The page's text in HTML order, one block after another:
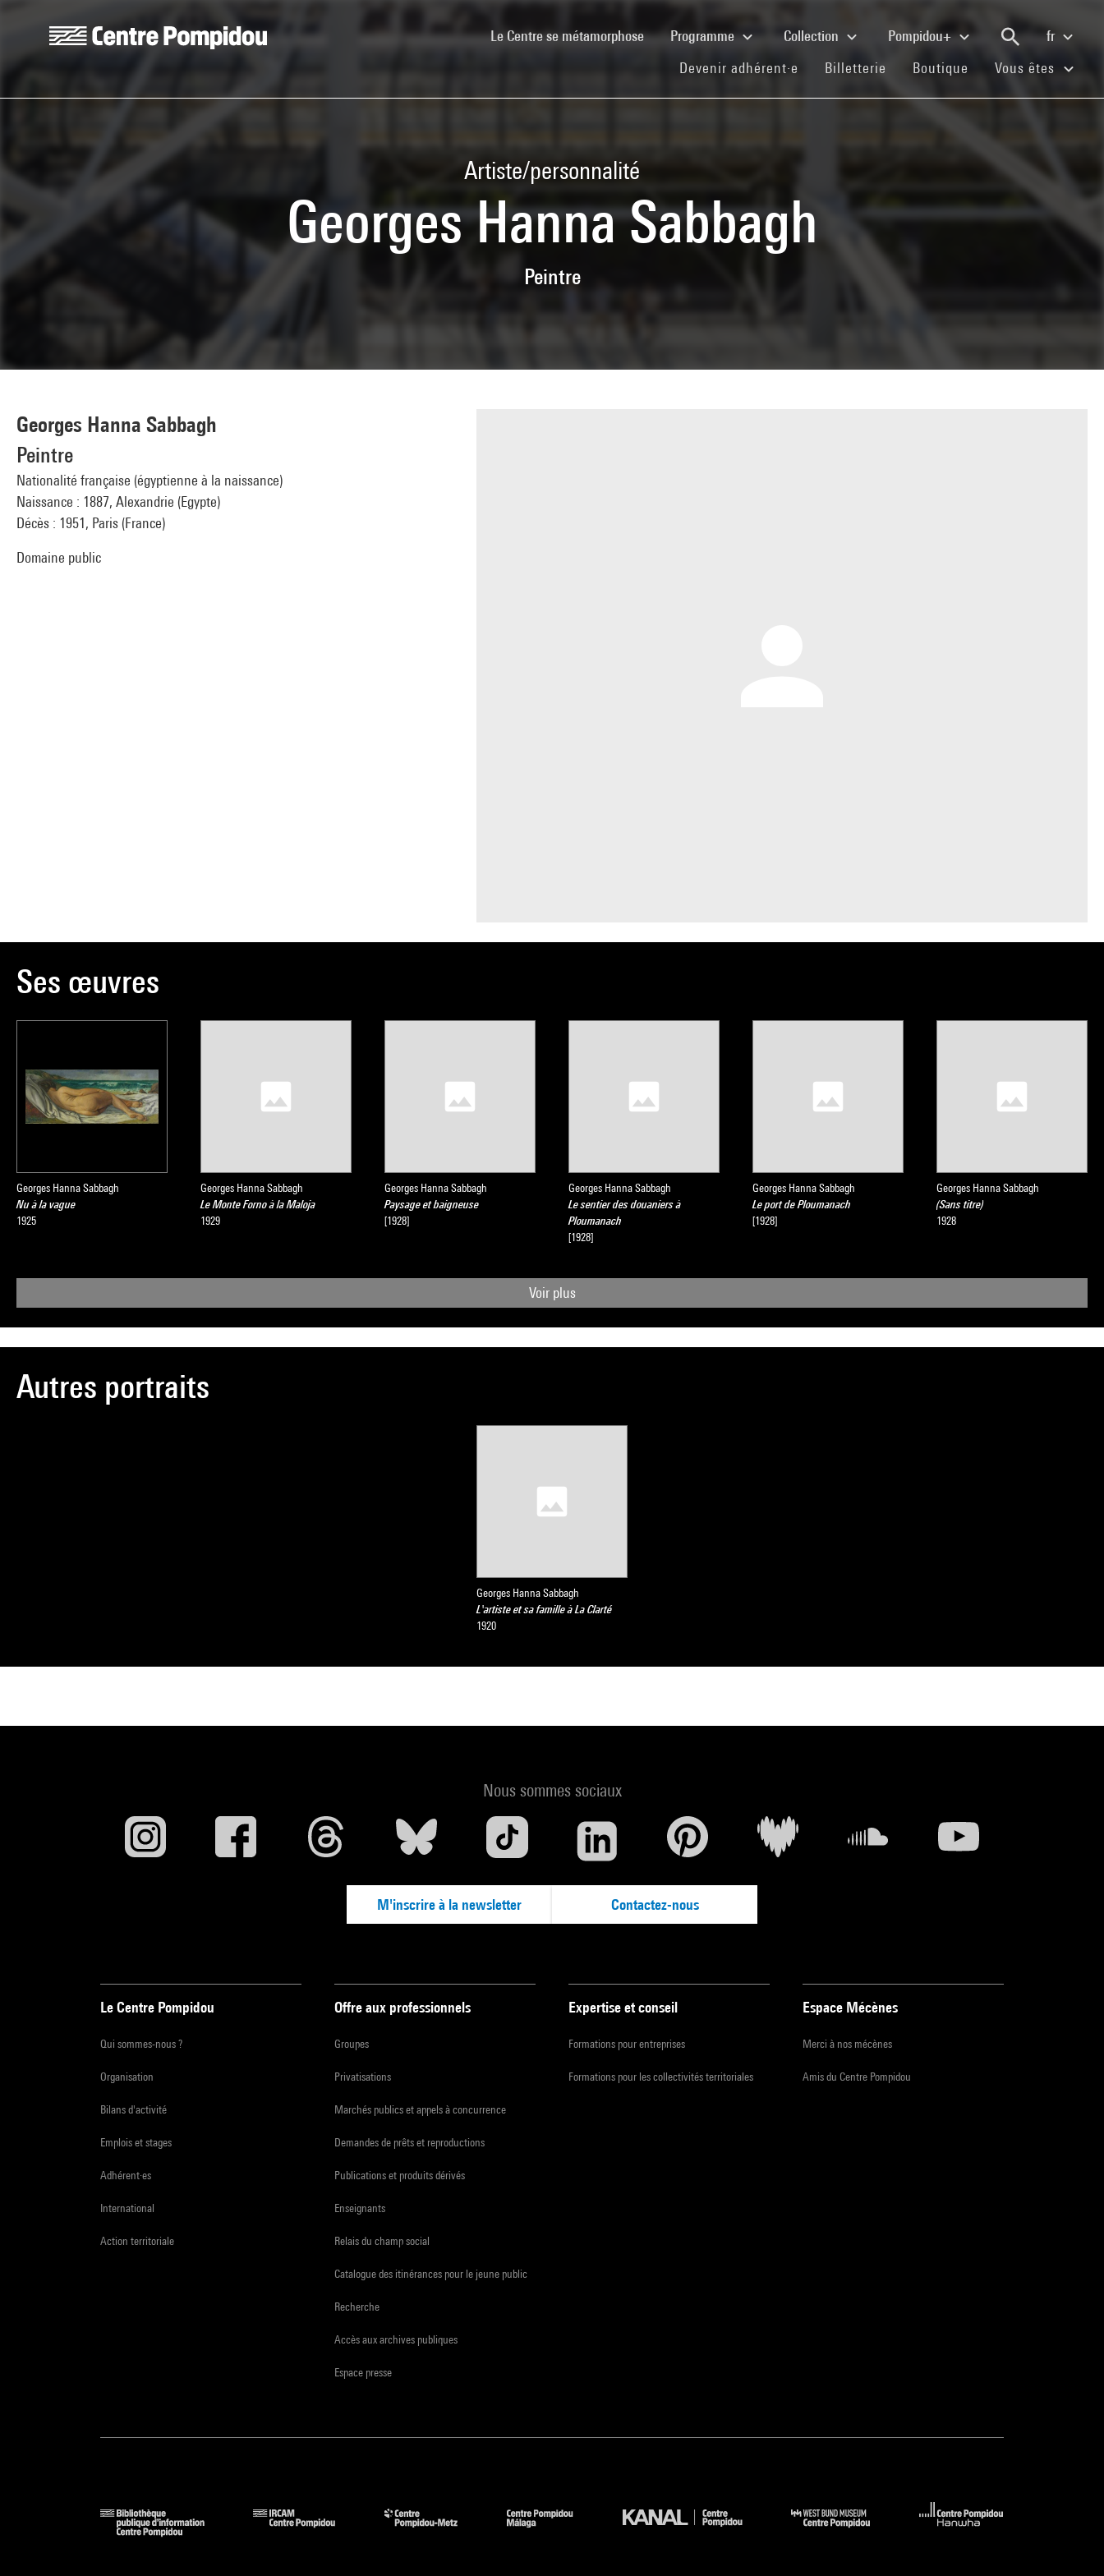
Le Centre se métamorphose(current)Programme Collection Pompidou+
fr
Devenir adhérent·e (current)
Billetterie (current)
Boutique (current)
Vous êtes
Artiste/personnalité
Georges Hanna Sabbagh
Peintre
Georges Hanna Sabbagh
Peintre
Nationalité française (égyptienne à la naissance)
Naissance : 1887, Alexandrie (Egypte)
Décès : 1951, Paris (France)
Domaine public
Ses œuvres
Georges Hanna Sabbagh
Nu à la vague
1925
Georges Hanna Sabbagh
Le Monte Forno à la Maloja
1929
Georges Hanna Sabbagh
Paysage et baigneuse
[1928]
Georges Hanna Sabbagh
Le sentier des douaniers à
Ploumanach
[1928]
Georges Hanna Sabbagh
Le port de Ploumanach
[1928]
Georges Hanna Sabbagh
(Sans titre)
1928
Voir plus
Autres portraits
Georges Hanna Sabbagh
L'artiste et sa famille à La Clarté
1920
Nous sommes sociaux
M'inscrire à la newsletter Contactez-nous
Le Centre Pompidou
Qui sommes-nous ?
Organisation
Bilans d'activité
Emplois et stages
Adhérent·es
International
Action territoriale
Offre aux professionnels
Groupes
Privatisations
Marchés publics et appels à concurrence
Demandes de prêts et reproductions
Publications et produits dérivés
Enseignants
Relais du champ social
Catalogue des itinérances pour le jeune public
Recherche
Accès aux archives publiques
Espace presse
Expertise et conseil
Formations pour entreprises
Formations pour les collectivités territoriales
Espace Mécènes
Merci à nos mécènes
Amis du Centre Pompidou